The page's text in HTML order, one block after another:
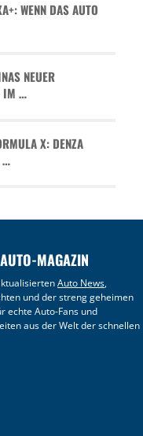
WENN DAS AUTO
NEUER
IM …
X: DENZA
…
MAGAZIN
Auto News,
und der streng geheimen
echte Auto-Fans und
aus der Welt der schnellen